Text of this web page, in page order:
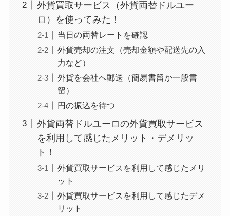
外貨買取サービス（外貨両替ドルユー
ロ）を使ってみた！
当日の両替レートを確認
外貨売却の注文（売却金額や配送先の入
力など）
外貨を会社へ郵送（簡易書留か一般書
留）
円の振込を待つ
外貨両替ドルユーロの外貨買取サービス
を利用して感じたメリット・デメリッ
ト！
外貨買取サービスを利用して感じたメリ
ット
外貨買取サービスを利用して感じたデメ
リット